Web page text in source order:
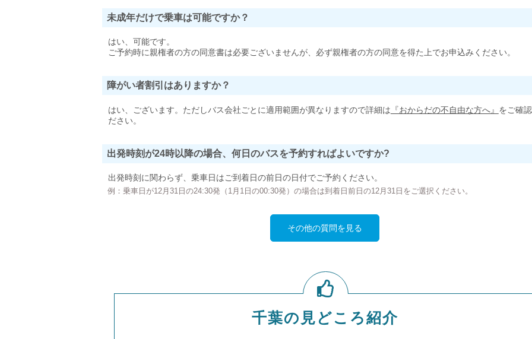
未成年だけで乗車は可能ですか？
はい、可能です。
ご予約時に親権者の方の同意書は必要ございませんが、必ず親権者の方の同意を得た上でお申込みください。
障がい者割引はありますか？
はい、ございます。ただしバス会社ごとに適用範囲が異なりますので詳細は 『おからだの不自由な方へ』 をご確
ださい。
出発時刻が24時以降の場合、何日のバスを予約すればよいですか?
出発時刻に関わらず、乗車日はご到着日の前日の日付でご予約ください。
例：乗車日が12月31日の24:30発（1月1日の00:30発）の場合は到着日前日の12月31日をご選択ください。
その他の質問を見る
千葉の見どころ紹介